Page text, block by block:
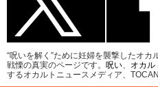
“呪いを解く”ために妊婦を襲撃したオ
戦慄の真実のページです。 呪い、 オカル
するオカルトニュースメディア、